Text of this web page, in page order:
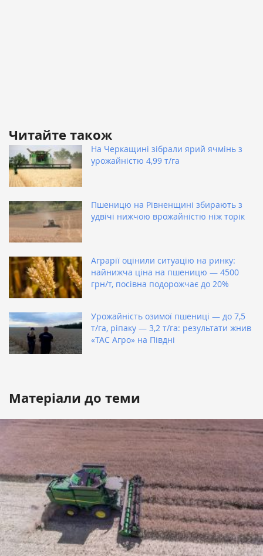
Читайте також
На Черкащині зібрали ярий ячмінь з
урожайністю 4,99 т/га
Пшеницю на Рівненщині збирають з
удвічі нижчою врожайністю ніж торік
Аграрії оцінили ситуацію на ринку:
найнижча ціна на пшеницю — 4500
грн/т, посівна подорожчає до 20%
Урожайність озимої пшениці — до 7,5
т/га, ріпаку — 3,2 т/га: результати жнив
«ТАС Агро» на Півдні
Матеріали до теми